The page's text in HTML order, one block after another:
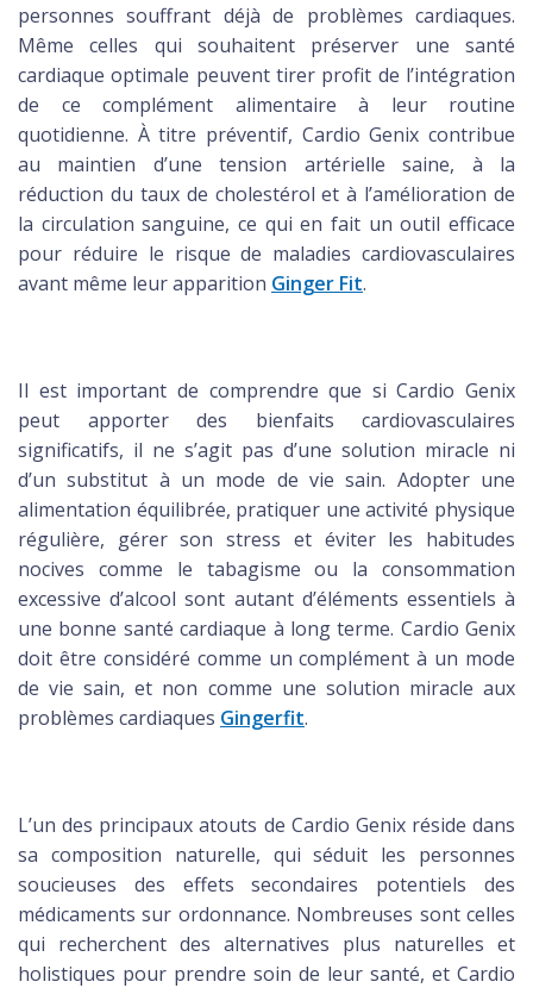
personnes souffrant déjà de problèmes cardiaques.
Même celles qui souhaitent préserver une santé
cardiaque optimale peuvent tirer profit de l’intégration
de ce complément alimentaire à leur routine
quotidienne. À titre préventif, Cardio Genix contribue
au maintien d’une tension artérielle saine, à la
réduction du taux de cholestérol et à l’amélioration de
la circulation sanguine, ce qui en fait un outil efficace
pour réduire le risque de maladies cardiovasculaires
avant même leur apparition Ginger Fit.
Il est important de comprendre que si Cardio Genix
peut apporter des bienfaits cardiovasculaires
significatifs, il ne s’agit pas d’une solution miracle ni
d’un substitut à un mode de vie sain. Adopter une
alimentation équilibrée, pratiquer une activité physique
régulière, gérer son stress et éviter les habitudes
nocives comme le tabagisme ou la consommation
excessive d’alcool sont autant d’éléments essentiels à
une bonne santé cardiaque à long terme. Cardio Genix
doit être considéré comme un complément à un mode
de vie sain, et non comme une solution miracle aux
problèmes cardiaques Gingerfit.
L’un des principaux atouts de Cardio Genix réside dans
sa composition naturelle, qui séduit les personnes
soucieuses des effets secondaires potentiels des
médicaments sur ordonnance. Nombreuses sont celles
qui recherchent des alternatives plus naturelles et
holistiques pour prendre soin de leur santé, et Cardio